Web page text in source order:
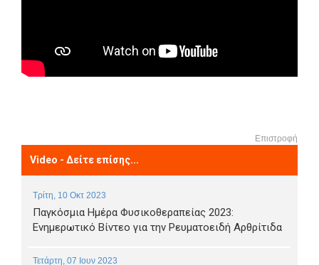
Επιστροφή
Video - Δείτε επίσης...
Τρίτη, 10 Οκτ 2023
Παγκόσμια Ημέρα Φυσικοθεραπείας 2023:
Ενημερωτικό Βίντεο για την Ρευματοειδή Αρθρίτιδα
Τετάρτη, 07 Ιουν 2023